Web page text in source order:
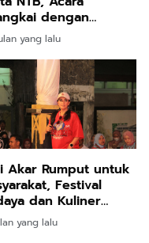
dengan
Maulid dan
Anak Yatim
yang lalu
Akar Rumput untuk
Festival
dan Kuliner
2025 Sukses
yang lalu